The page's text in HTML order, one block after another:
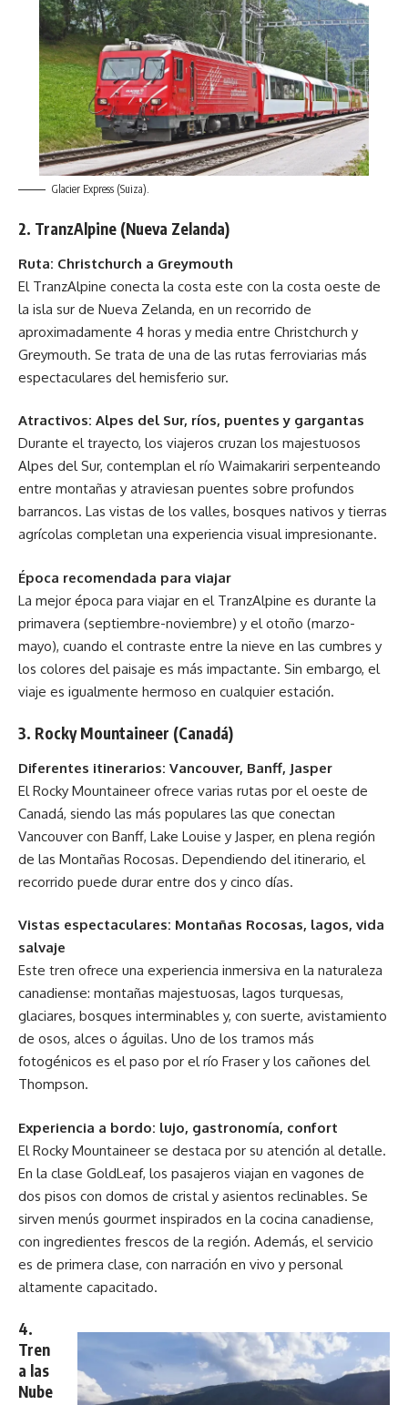
Glacier Express (Suiza).
2. TranzAlpine (Nueva Zelanda)
Ruta: Christchurch a Greymouth
El TranzAlpine conecta la costa este con la costa oeste de
la isla sur de Nueva Zelanda, en un recorrido de
aproximadamente 4 horas y media entre Christchurch y
Greymouth. Se trata de una de las rutas ferroviarias más
espectaculares del hemisferio sur.
Atractivos: Alpes del Sur, ríos, puentes y gargantas
Durante el trayecto, los viajeros cruzan los majestuosos
Alpes del Sur, contemplan el río Waimakariri serpenteando
entre montañas y atraviesan puentes sobre profundos
barrancos. Las vistas de los valles, bosques nativos y tierras
agrícolas completan una experiencia visual impresionante.
Época recomendada para viajar
La mejor época para viajar en el TranzAlpine es durante la
primavera (septiembre-noviembre) y el otoño (marzo-
mayo), cuando el contraste entre la nieve en las cumbres y
los colores del paisaje es más impactante. Sin embargo, el
viaje es igualmente hermoso en cualquier estación.
3. Rocky Mountaineer (Canadá)
Diferentes itinerarios: Vancouver, Banff, Jasper
El Rocky Mountaineer ofrece varias rutas por el oeste de
Canadá, siendo las más populares las que conectan
Vancouver con Banff, Lake Louise y Jasper, en plena región
de las Montañas Rocosas. Dependiendo del itinerario, el
recorrido puede durar entre dos y cinco días.
Vistas espectaculares: Montañas Rocosas, lagos, vida
salvaje
Este tren ofrece una experiencia inmersiva en la naturaleza
canadiense: montañas majestuosas, lagos turquesas,
glaciares, bosques interminables y, con suerte, avistamiento
de osos, alces o águilas. Uno de los tramos más
fotogénicos es el paso por el río Fraser y los cañones del
Thompson.
Experiencia a bordo: lujo, gastronomía, confort
El Rocky Mountaineer se destaca por su atención al detalle.
En la clase GoldLeaf, los pasajeros viajan en vagones de
dos pisos con domos de cristal y asientos reclinables. Se
sirven menús gourmet inspirados en la cocina canadiense,
con ingredientes frescos de la región. Además, el servicio
es de primera clase, con narración en vivo y personal
altamente capacitado.
4.
Tren
a las
Nube